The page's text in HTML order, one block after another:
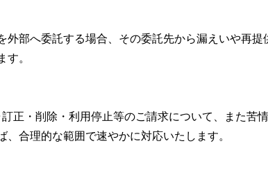
外部へ委託する場合、その委託先から漏えいや再
す。
正・削除・利用停止等のご請求について、また苦
、合理的な範囲で速やかに対応いたします。